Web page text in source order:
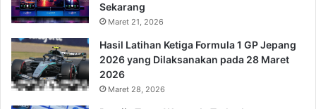
Sekarang
Maret 21, 2026
Hasil Latihan Ketiga Formula 1 GP Jepang
2026 yang Dilaksanakan pada 28 Maret
2026
Maret 28, 2026